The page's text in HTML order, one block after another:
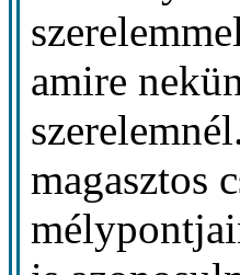
amire
magasztos